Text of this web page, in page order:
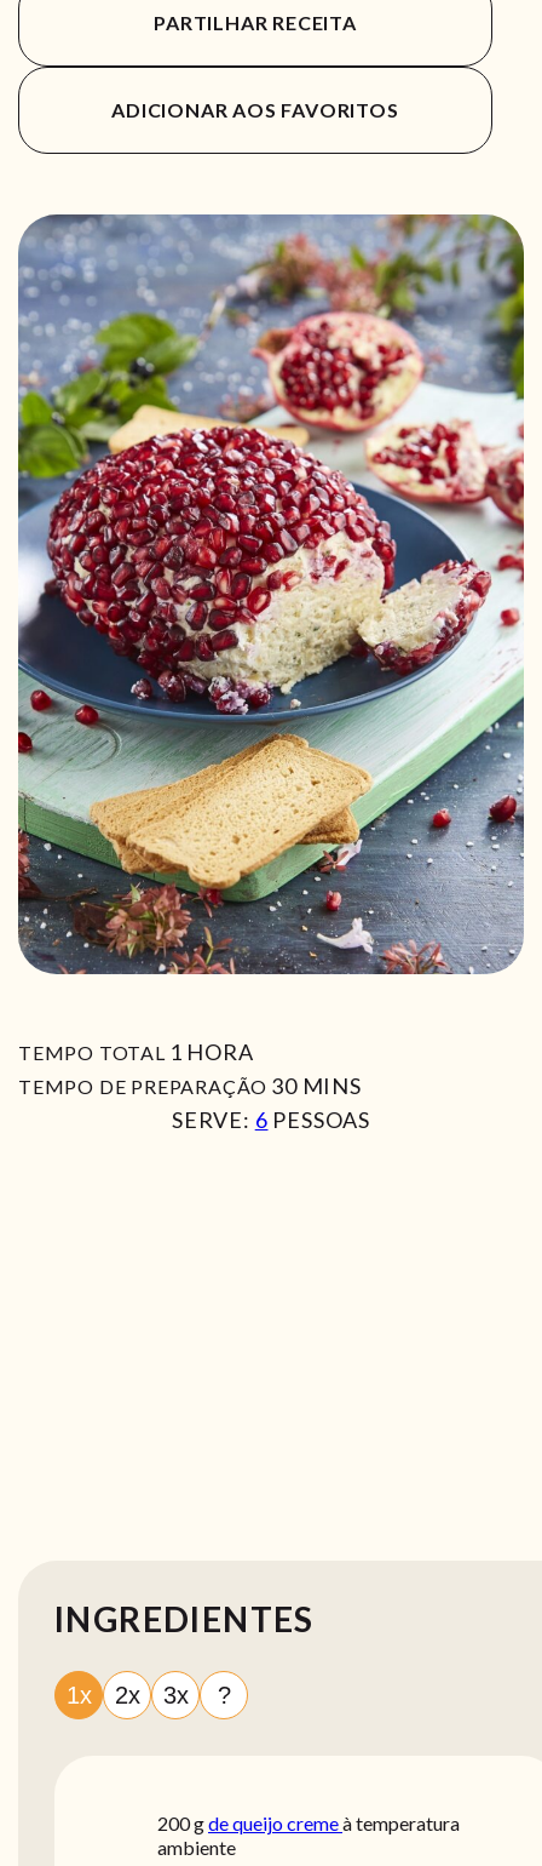
PARTILHAR RECEITA
ADICIONAR AOS FAVORITOS
TEMPO TOTAL 1 HORA
HORA
TEMPO DE PREPARAÇÃO 30MIN
MINS
SERVE: 6 PESSOAS
INGREDIENTES
1x 2x 3x ?
200gde queijo cremeà temperatura
ambiente